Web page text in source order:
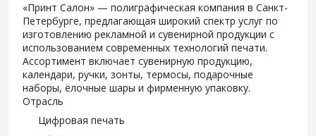
«Принт Салон» — полиграфическая компания в Санкт-
Петербурге, предлагающая широкий спектр услуг по
изготовлению рекламной и сувенирной продукции с
использованием современных технологий печати.
Ассортимент включает сувенирную продукцию,
календари, ручки, зонты, термосы, подарочные
наборы, ёлочные шары и фирменную упаковку.
Отрасль
Цифровая печать